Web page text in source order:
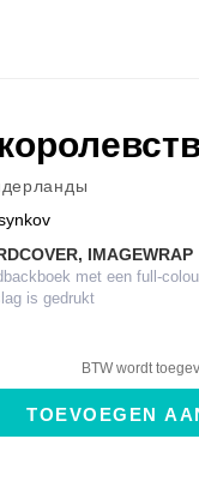
IMAGEWRAP
met een full-
is gedrukt
BTW wordt